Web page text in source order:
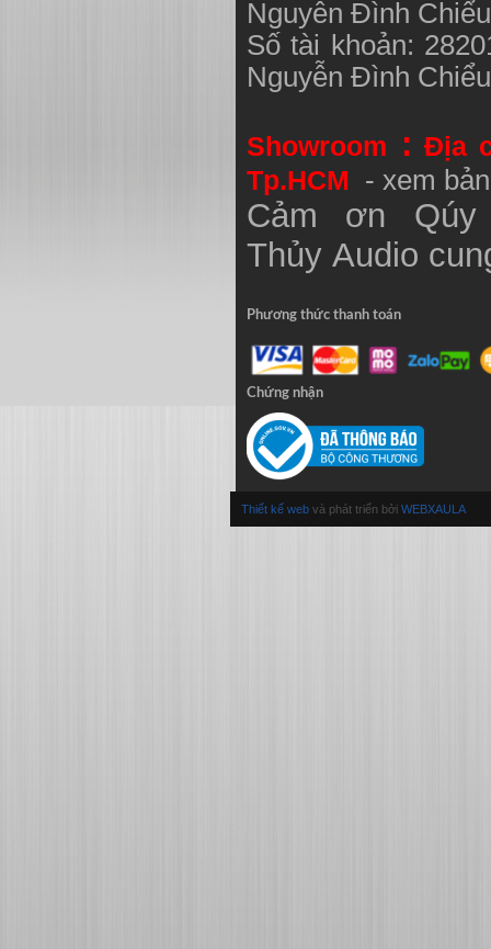
Nguyễn Đình
Số tài khoản:
Nguyễn Đình
Showroom : Địa
Tp.HCM - xem
Cảm ơn
Thủy Audio
Phương thức thanh toán
Chứng nhận
Thiết kế web và phát triển bởi WEBXAULA